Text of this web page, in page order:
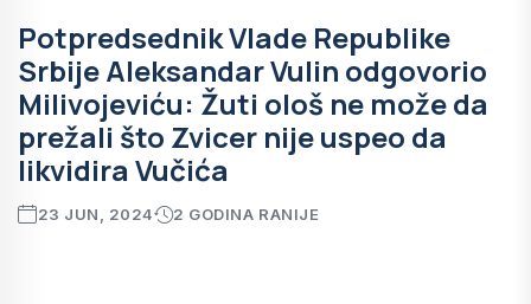
Potpredsednik Vlade Republike
Srbije Aleksandar Vulin odgovorio
Milivojeviću: Žuti ološ ne može da
prežali što Zvicer nije uspeo da
likvidira Vučića
23 JUN, 2024 2 GODINA RANIJE